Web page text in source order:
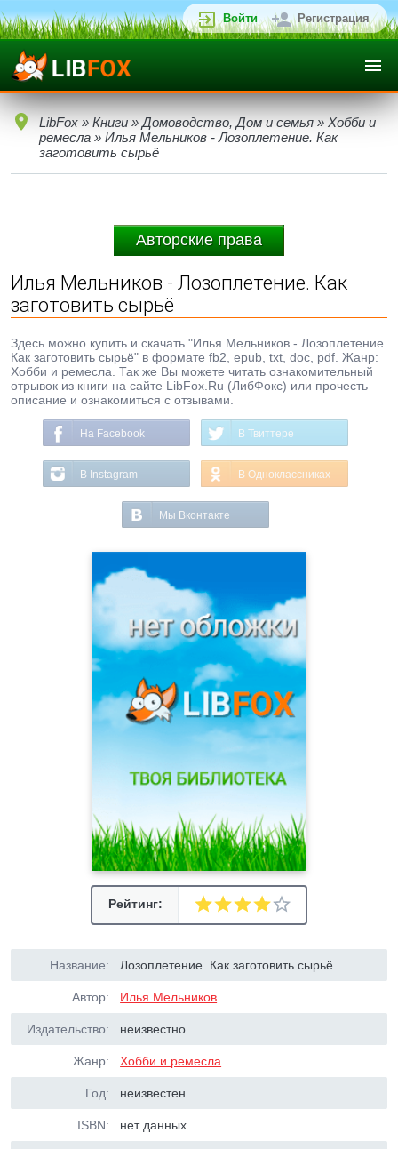
Войти Регистрация
LibFox » Книги » Домоводство, Дом и семья » Хобби и
ремесла » Илья Мельников - Лозоплетение. Как
заготовить сырьё
Авторские права
Илья Мельников - Лозоплетение. Как
заготовить сырьё
Здесь можно купить и скачать "Илья Мельников - Лозоплетение.
Как заготовить сырьё" в формате fb2, epub, txt, doc, pdf. Жанр:
Хобби и ремесла. Так же Вы можете читать ознакомительный
отрывок из книги на сайте LibFox.Ru (ЛибФокс) или прочесть
описание и ознакомиться с отзывами.
На Facebook В Твиттере
В Instagram В Одноклассниках
Мы Вконтакте
Рейтинг:
Название: Лозоплетение. Как заготовить сырьё
Автор: Илья Мельников
Издательство: неизвестно
Жанр: Хобби и ремесла
Год: неизвестен
ISBN: нет данных